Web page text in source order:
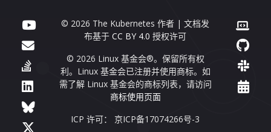
© 2026 The Kubernetes 作者 | 文档发
布基于CC BY 4.0 授权许可
© 2026 Linux 基金会®。保留所有权
利。Linux 基金会已注册并使用商标。如
需了解 Linux 基金会的商标列表，请访问
商标使用页面
ICP 许可： 京ICP备17074266号-3